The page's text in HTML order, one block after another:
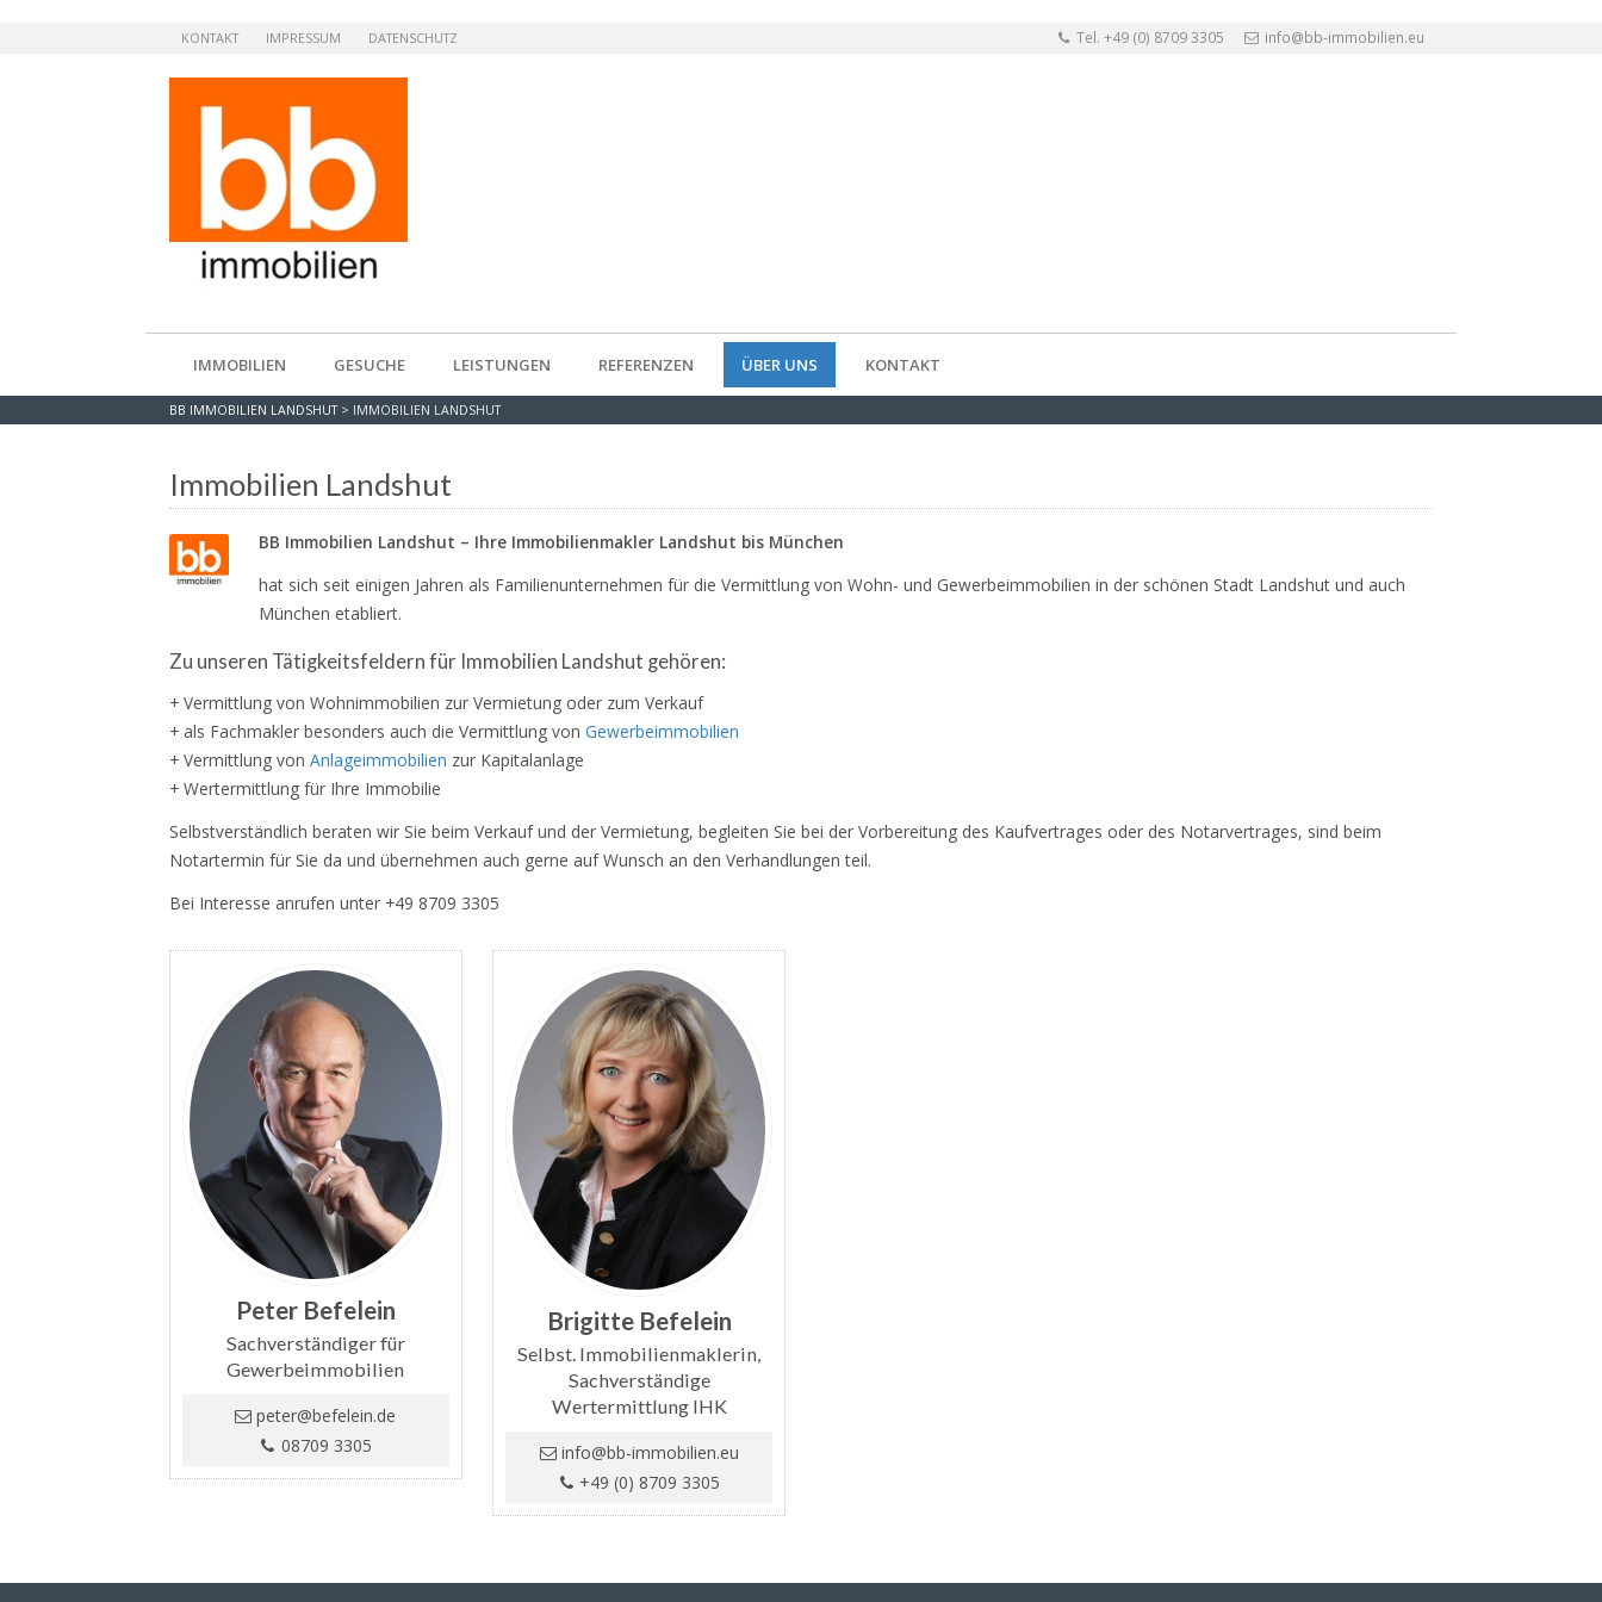
KONTAKT IMPRESSUM DATENSCHUTZ Tel. +49 (0) 8709 3305 info@bb-immobilien.eu
IMMOBILIEN GESUCHE LEISTUNGEN REFERENZEN ÜBER UNS KONTAKT
BB IMMOBILIEN LANDSHUT> IMMOBILIEN LANDSHUT
Immobilien Landshut
BB Immobilien Landshut – Ihre Immobilienmakler Landshut bis München
hat sich seit einigen Jahren als Familienunternehmen für die Vermittlung von Wohn- und Gewerbeimmobilien in der schönen Stadt Landshut und auch
München etabliert.
Zu unseren Tätigkeitsfeldern für Immobilien Landshut gehören:
+ Vermittlung von Wohnimmobilien zur Vermietung oder zum Verkauf
+ als Fachmakler besonders auch die Vermittlung von Gewerbeimmobilien
+ Vermittlung von Anlageimmobilien zur Kapitalanlage
+ Wertermittlung für Ihre Immobilie
Selbstverständlich beraten wir Sie beim Verkauf und der Vermietung, begleiten Sie bei der Vorbereitung des Kaufvertrages oder des Notarvertrages, sind beim
Notartermin für Sie da und übernehmen auch gerne auf Wunsch an den Verhandlungen teil.
Bei Interesse anrufen unter +49 8709 3305
Peter Befelein
Sachverständiger für
Gewerbeimmobilien
peter@befelein.de
08709 3305
Brigitte Befelein
Selbst. Immobilienmaklerin,
Sachverständige
Wertermittlung IHK
info@bb-immobilien.eu
+49 (0) 8709 3305